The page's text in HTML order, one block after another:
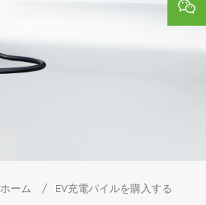
ホーム / EV充電パイルを購入する